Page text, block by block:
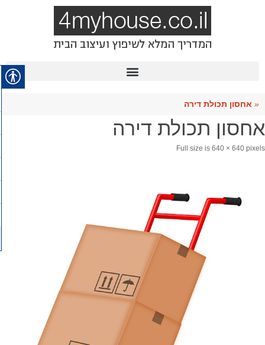
« אחסון תכולת דירה
אחסון תכולת דירה
Full size is 640 × 640 pixels